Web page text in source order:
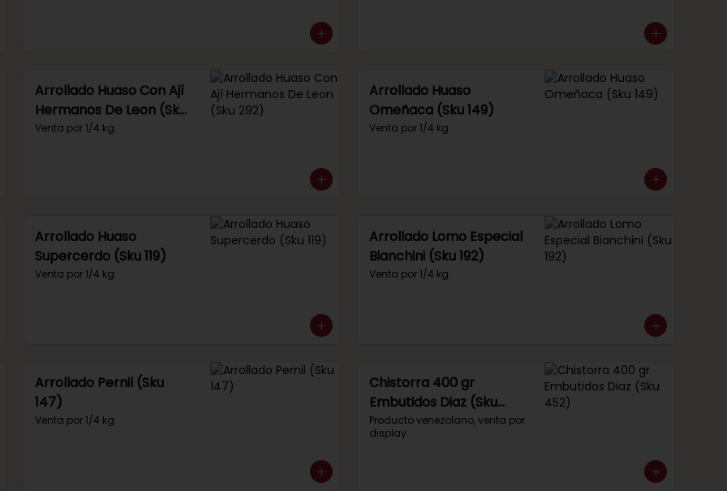
Arrollado Huaso Con Ají
Hermanos De Leon (Sku
292)
Venta por 1/4 kg.
Arrollado Huaso
Omeñaca (Sku 149)
Venta por 1/4 kg.
Arrollado Huaso
Supercerdo (Sku 119)
Venta por 1/4 kg.
Arrollado Lomo Especial
Bianchini (Sku 192)
Venta por 1/4 kg.
Arrollado Pernil (Sku
147)
Venta por 1/4 kg.
Chistorra 400 gr
Embutidos Diaz (Sku
452)
Producto venezolano, venta por
display.